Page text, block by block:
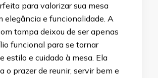
para valorizar sua mesa
elegância e funcionalidade. A
tampa deixou de ser apenas
funcional para se tornar
estilo e cuidado à mesa. Ela
o prazer de reunir, servir bem e